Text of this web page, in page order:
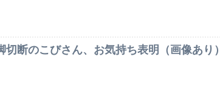
切断のこびさん、お気持ち表明（画像あり）